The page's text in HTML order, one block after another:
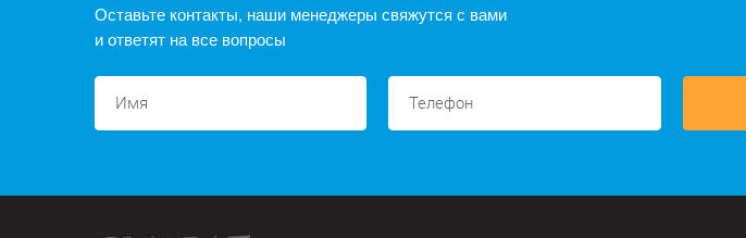
Оставьте контакты, наши менеджеры свяжутся с вами
и ответят на все вопросы